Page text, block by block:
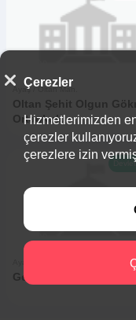
Ayaş / Oltan Mah.
Oltan Şehit Olgun
Ortaokulu
Gençali Ortaokulu
Çerezler
Hizmetlerimizden
çerezler
çerezlere izin